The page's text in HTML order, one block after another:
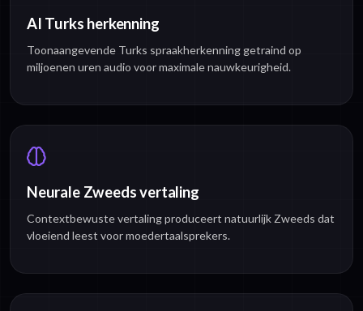
AI Turks herkenning
Toonaangevende Turks spraakherkenning getraind op
miljoenen uren audio voor maximale nauwkeurigheid.
Neurale Zweeds vertaling
Contextbewuste vertaling produceert natuurlijk Zweeds dat
vloeiend leest voor moedertaalsprekers.